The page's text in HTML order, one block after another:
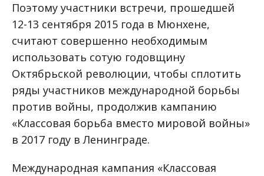
Поэтому участники встречи, прошедшей
12-13 сентября 2015 года в Мюнхене,
считают совершенно необходимым
использовать сотую годовщину
Октябрьской революции, чтобы сплотить
ряды участников международной борьбы
против войны, продолжив кампанию
«Классовая борьба вместо мировой войны»
в 2017 году в Ленинграде.
Международная кампания «Классовая